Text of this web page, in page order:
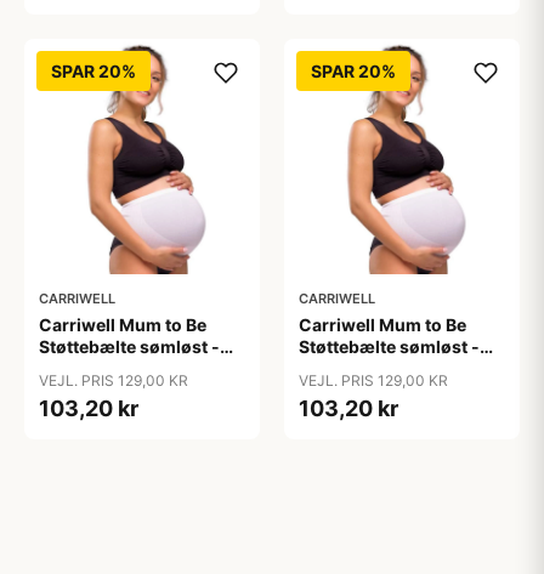
SPAR 20%
CARRIWELL
Carriwell Mum to Be
Støttebælte sømløst -
VEJL. PRIS 129,00 KR
103,20 kr
SPAR 20%
CARRIWELL
Carriwell Mum to Be
Støttebælte sømløst -
VEJL. PRIS 129,00 KR
103,20 kr